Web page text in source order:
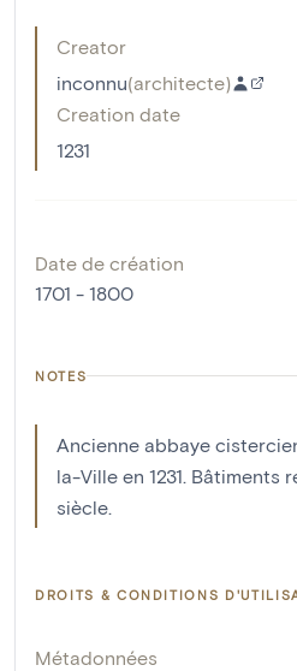
Creator
inconnu(architecte)
Creation date
1231
Date de création
1701 - 1800
NOTES
Ancienne abbaye
la-Ville en 1231. Bâtiments
siècle.
DROITS & CONDITIONS
Métadonnées